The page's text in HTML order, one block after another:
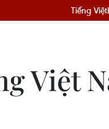
Tiếng Việt
Việt